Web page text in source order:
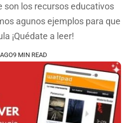
son los recursos educativos
agunos ejemplos para que
¡Quédate a leer!
9 MIN READ